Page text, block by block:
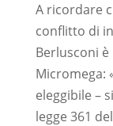
A ricordare
conflitto di
Berlusconi
Micromega:
eleggibile –
legge 361